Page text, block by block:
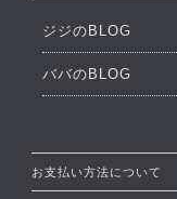
ジジのBLOG
ババのBLOG
お支払い方法について